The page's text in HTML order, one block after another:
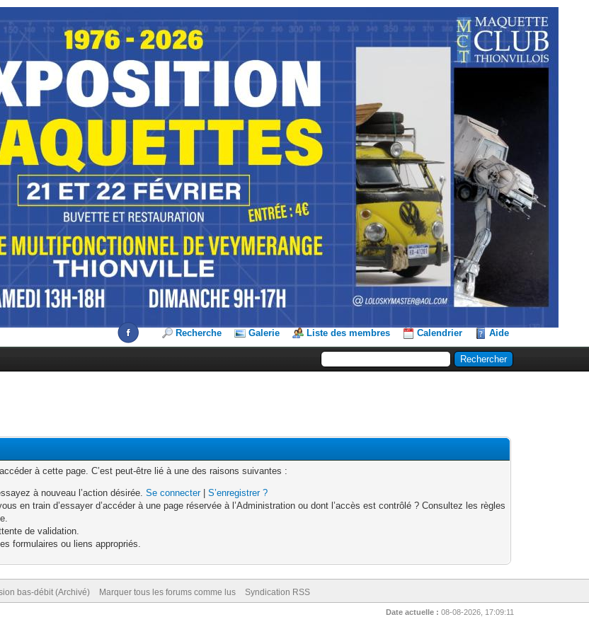
Recherche Galerie Liste des membres Calendrier Aide
à cette page. C’est peut-être lié à une des raisons suivantes :
à nouveau l’action désirée.Se connecter|S’enregistrer ?
en train d’essayer d’accéder à une page réservée à l’Administration ou dont l’accès est contrôlé ? Consultez les règles
de validation.
formulaires ou liens appropriés.
bas-débit (Archivé) Marquer tous les forums comme lus Syndication RSS
Date actuelle : 08-08-2026, 17:09:11